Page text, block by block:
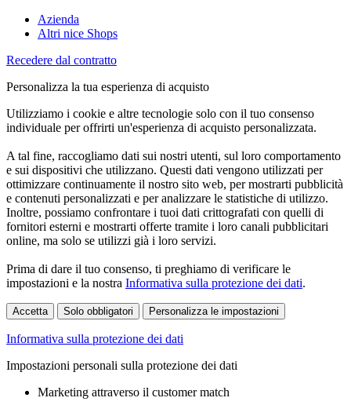
Azienda
Altri nice Shops
Recedere dal contratto
Personalizza la tua esperienza di acquisto
Utilizziamo i cookie e altre tecnologie solo con il tuo consenso
individuale per offrirti un'esperienza di acquisto personalizzata.
A tal fine, raccogliamo dati sui nostri utenti, sul loro comportamento
e sui dispositivi che utilizzano. Questi dati vengono utilizzati per
ottimizzare continuamente il nostro sito web, per mostrarti pubblicità
e contenuti personalizzati e per analizzare le statistiche di utilizzo.
Inoltre, possiamo confrontare i tuoi dati crittografati con quelli di
fornitori esterni e mostrarti offerte tramite i loro canali pubblicitari
online, ma solo se utilizzi già i loro servizi.
Prima di dare il tuo consenso, ti preghiamo di verificare le
impostazioni e la nostra Informativa sulla protezione dei dati.
Accetta Solo obbligatori Personalizza le impostazioni
Informativa sulla protezione dei dati
Impostazioni personali sulla protezione dei dati
Marketing attraverso il customer match